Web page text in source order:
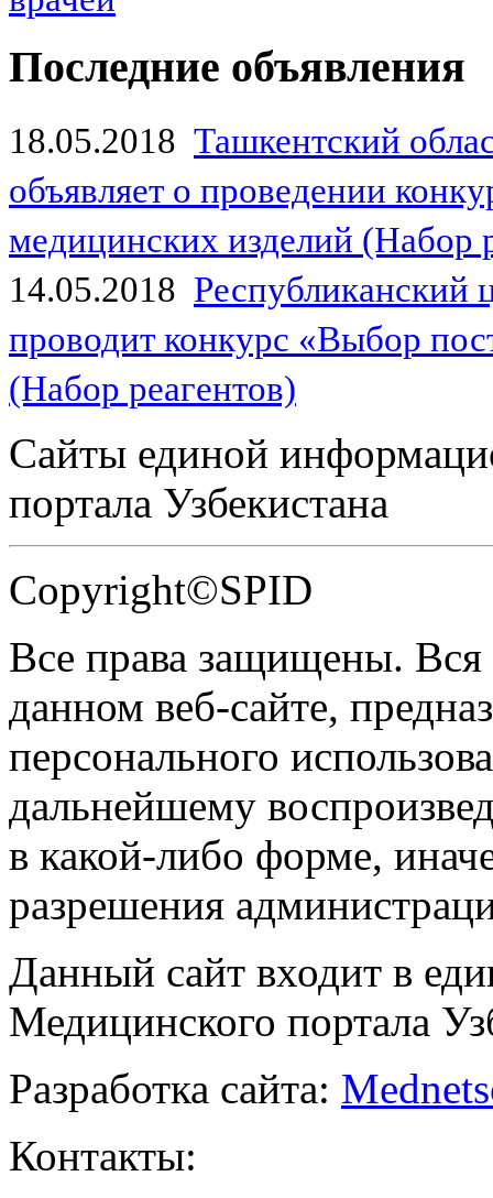
Последние объявления
18.05.2018 Ташкентский
объявляет о проведении
медицинских изделий (Набор
14.05.2018
проводит конкурс «Выбор
(Набор реагентов)
Сайты единой
портала Узбекистана
Copyright©SPID
Все права защищены.
данном веб-сайте,
персонального
дальнейшему
в какой-либо форме,
разрешения
Данный сайт входит в
Медицинского портала
Разработка сайта:
Контакты: